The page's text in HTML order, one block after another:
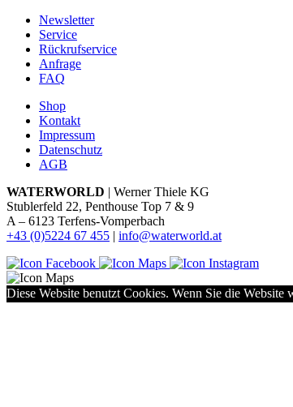
Newsletter
Service
Rückrufservice
Anfrage
FAQ
Shop
Kontakt
Impressum
Datenschutz
AGB
WATERWORLD | Werner Thiele KG
Stublerfeld 22, Penthouse Top 7 & 9
A – 6123 Terfens-Vomperbach
+43 (0)5224 67 455 | info@waterworld.at
Diese Website benutzt Cookies. Wenn Sie die